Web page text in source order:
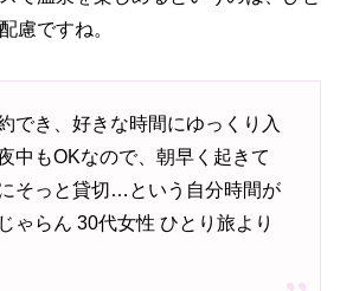
慮ですね。
でき、好きな時間にゆっくり入
中もOKなので、朝早く起きて
そっと貸切…という自分時間が
ゃらん 30代女性 ひとり旅より